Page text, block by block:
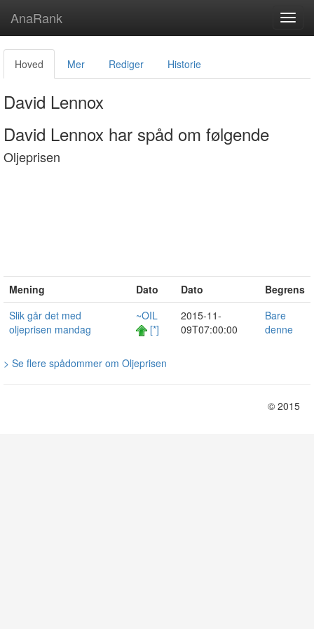
AnaRank
Hoved Mer Rediger Historie
David Lennox
David Lennox har spåd om følgende
Oljeprisen
Mening Dato Dato
Begrens
Slik går det med
oljeprisen mandag
~OIL
[*]
2015-11-
09T07:00:00
Bare
denne
> Se flere spådommer om Oljeprisen
© 2015